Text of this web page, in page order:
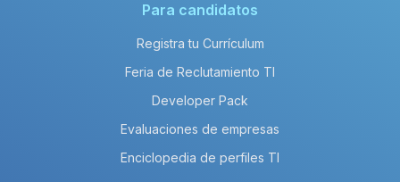
Para candidatos
Registra tu Currículum
Feria de Reclutamiento TI
Developer Pack
Evaluaciones de empresas
Enciclopedia de perfiles TI